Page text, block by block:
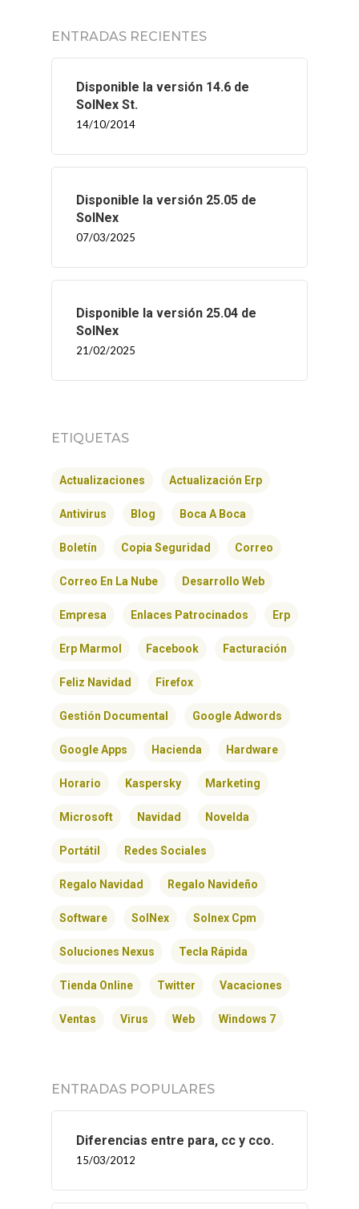
ENTRADAS RECIENTES
Disponible la versión 14.6 de
SolNex St.
14/10/2014
Disponible la versión 25.05 de
SolNex
07/03/2025
Disponible la versión 25.04 de
SolNex
21/02/2025
ETIQUETAS
Actualizaciones Actualización Erp
Antivirus Blog Boca A Boca
Boletín Copia Seguridad Correo
Correo En La Nube Desarrollo Web
Empresa Enlaces Patrocinados Erp
Erp Marmol Facebook Facturación
Feliz Navidad Firefox
Gestión Documental Google Adwords
Google Apps Hacienda Hardware
Horario Kaspersky Marketing
Microsoft Navidad Novelda
Portátil Redes Sociales
Regalo Navidad Regalo Navideño
Software SolNex Solnex Cpm
Soluciones Nexus Tecla Rápida
Tienda Online Twitter Vacaciones
Ventas Virus Web Windows 7
ENTRADAS POPULARES
Diferencias entre para, cc y cco.
15/03/2012
INICIO